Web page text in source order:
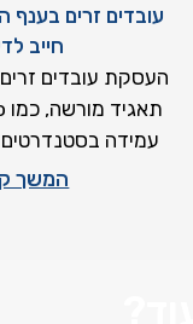
עובדים זרים
חייב
העסקת עובדים
עמידה
שעות, מגורים
המשך